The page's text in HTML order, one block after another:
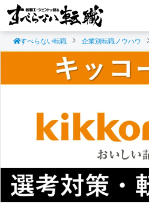
すべらない転職 企業別転職ノウハウ